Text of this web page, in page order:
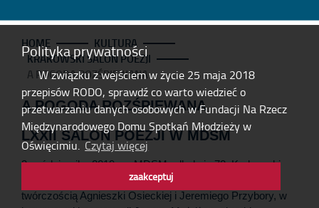
Polityka prywatności
W związku z wejściem w życie 25 maja 2018
przepisów RODO, sprawdź co warto wiedzieć o
przetwarzaniu danych osobowych w Fundacji Na Rzecz
Międzynarodowego Domu Spotkań Młodzieży w
Oświęcimiu.Czytaj więcej
zaakceptuj
HOME
KULTURA
KRAKOWSKI SALON POEZJI
A POGODA ROZŚPIEWANA
A POGODA ROZŚPIEWANA
LXXII SALON POEZJI W MDSM
3 października 2019r. w MDSM odbył się 72. Krakowski
Salon Poezji. Tym razem zaprosiliśmy na wieczór z
twórczością Agnieszki Osieckiej i Jeremiego Przybory, w